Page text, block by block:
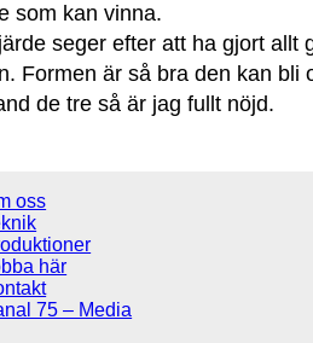
som kan vinna.
seger efter att ha gjort allt
Formen är så bra den kan bli
de tre så är jag fullt nöjd.
oss
här
75 – Media